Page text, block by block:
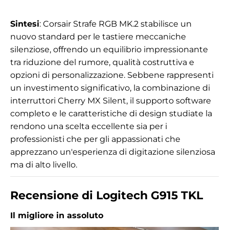
Sintesi: Corsair Strafe RGB MK.2 stabilisce un
nuovo standard per le tastiere meccaniche
silenziose, offrendo un equilibrio impressionante
tra riduzione del rumore, qualità costruttiva e
opzioni di personalizzazione. Sebbene rappresenti
un investimento significativo, la combinazione di
interruttori Cherry MX Silent, il supporto software
completo e le caratteristiche di design studiate la
rendono una scelta eccellente sia per i
professionisti che per gli appassionati che
apprezzano un'esperienza di digitazione silenziosa
ma di alto livello.
Recensione di Logitech G915 TKL
Il migliore in assoluto